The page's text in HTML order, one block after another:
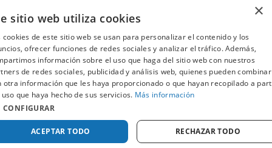
©2025 Promusica· Todos los derechos reservados
×
sitio web utiliza cookies
cookies de este sitio web se usan para personalizar el contenido y los
ofrecer funciones de redes sociales y analizar el tráfico. Además,
información sobre el uso que haga del sitio web con nuestros
de redes sociales, publicidad y análisis web, quienes pueden
otra información que les haya proporcionado o que hayan recopilado a
que haya hecho de sus servicios. Más información
CONFIGURAR
ACEPTAR TODO RECHAZAR TODO